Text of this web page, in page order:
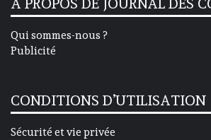
A PROPOS DE JOURNAL DES
Qui sommes-nous ?
Publicité
CONDITIONS D’UTILISATION
Sécurité et vie privée